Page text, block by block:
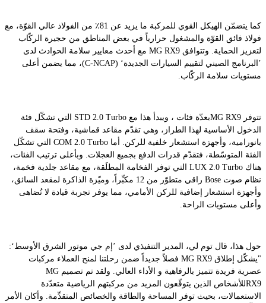
كما يتضمّن الهيكل القوي للمركبة ما يزيد عن 81٪ من الفولاذ عالي القوّة، مع
فولاذ فائق القوّة والمشغول حرارياً في بعض المناطق من حجيرة الركّاب
لتعزيز الحماية. وتتوافق MG RX9 مع أحدث معايير سلامة الحوادث لدى
’البرنامج الصيني لتقييم السيارات الجديدة‘ (C-NCAP)، مما يضمن أعلى
مستويات سلامة الركّاب.
تتوفر MG RX9بعدّة فئات ، ويبدأ هذا مع STD 2.0 Turbo التي تشكّل فئة
الدخول الأساسية لهذا الطراز، وهي تقدّم مقاعد قماشية، وفتحة سقف
بانورامية، وأجهزة استشعار خلفية للركن. أما COM 2.0 Turbo التي تشكّل
الفئة المتوسّطة، فتقدّم قدرات الدفع بجميع العجلات. وبأعلى ترتيب الفئات،
هناك LUX 2.0 Turbo التي توفر الفخامة المطلَقة، مع مقاعد جلدية فخمة،
نظام صوت Bose راقي متطوّر من 12 مكبِّراً، وميّزة الذاكرة لمقعد السائق،
وأجهزة استشعار إضافية للركن الأمامي، مما يوفر تجربة قيادة لا تُضاهى
وأعلى مستويات الراحة.
حول هذا، قال توم لي، المدير التنفيذي لدى ’إم جي موتور الشرق الأوسط‘:
"يشكّل إطلاق MG RX9 فصلاً جديداً ضمن رحلتنا لمنح العملاء مركبات
عصرية فريدة تتميز بالرفاهية و الأداء العالي. ولقد تم تصميم MG
RX9للأشخاص الذين يتوقّعون المزيد من مركبتهم الرياضية متعدّدة
الاستعمالات، بحيث توفر المساحة والطاقة والخصائص المتقدِّمة. وأكان الأمر